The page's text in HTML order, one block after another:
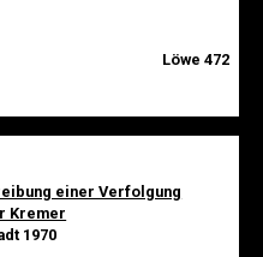
Löwe 472
einer Verfolgung
Kremer
1970